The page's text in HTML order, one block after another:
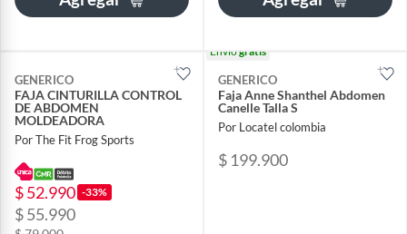
GENERICO
FAJA CINTURILLA CONTROL
DE ABDOMEN
MOLDEADORA
Por The Fit Frog Sports
$ 52.990 -33%
$ 55.990
Envíogratis
GENERICO
Faja Anne Shanthel Abdomen
Canelle Talla S
Por Locatel colombia
$ 199.900